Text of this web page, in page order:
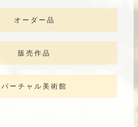
オーダー品
販売作品
バーチャル美術館